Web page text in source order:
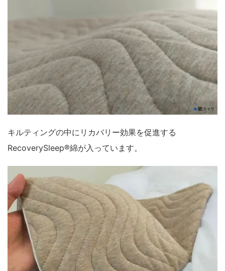
キルティングの中にリカバリー効果を促進する
RecoverySleep®綿が入っています。